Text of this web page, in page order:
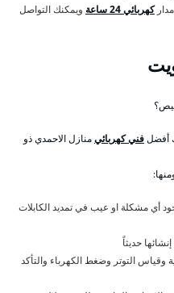
كهربائي 24 ساعة
ويمكنك التواصل
أفضلفني كهربائيمنازل الاحمدي ذو
أي مشكلة او عيب في تمديد الكابلات
حديثاً
وقياس التوتر وضغط الكهرباء والتأكد